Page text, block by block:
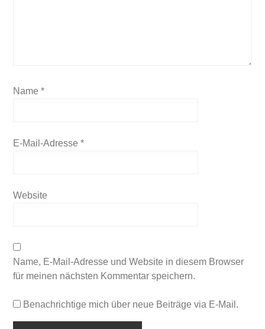
Name*
E-Mail-Adresse*
Website
Name, E-Mail-Adresse und Website in diesem Browser
für meinen nächsten Kommentar speichern.
Benachrichtige mich über neue Beiträge via E-Mail.